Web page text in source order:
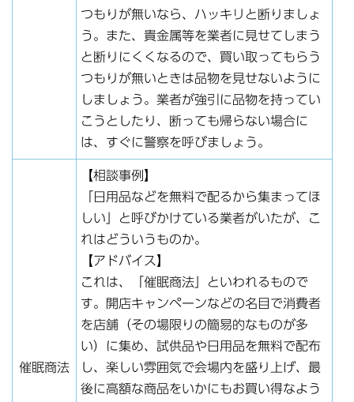
つもりが無いなら、ハッキリと断りましょ
う。また、貴金属等を業者に見せてしまう
と断りにくくなるので、買い取ってもらう
つもりが無いときは品物を見せないように
しましょう。業者が強引に品物を持ってい
こうとしたり、断っても帰らない場合に
は、すぐに警察を呼びましょう。
催眠商法
【相談事例】
「日用品などを無料で配るから集まってほ
しい」と呼びかけている業者がいたが、こ
れはどういうものか。
【アドバイス】
これは、「催眠商法」といわれるもので
す。開店キャンペーンなどの名目で消費者
を店舗（その場限りの簡易的なものが多
い）に集め、試供品や日用品を無料で配布
し、楽しい雰囲気で会場内を盛り上げ、最
後に高額な商品をいかにもお買い得なよう